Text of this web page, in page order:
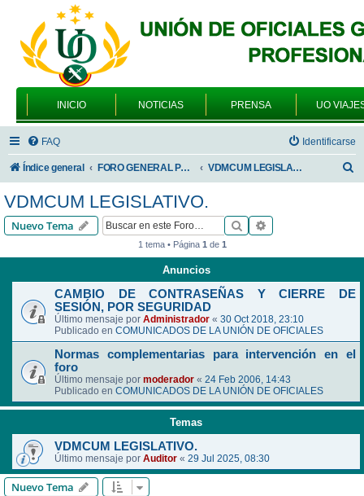
INICIO NOTICIAS PRENSA UO
FAQ Identificarse
Índice general FORO GENERAL PARA TODOS LOS USUARIOS VDMCUM LEGISLATIVO.
VDMCUM LEGISLATIVO.
Nuevo Tema Buscar
1 tema • Página 1 de 1
Anuncios
CAMBIO DE CONTRASEÑAS Y CIERRE DE
SESIÓN, POR SEGURIDAD
Último mensaje por Administrador « 30 Oct 2018, 23:10
Publicado en COMUNICADOS DE LA UNIÓN DE OFICIALES
Normas complementarias para intervención en el
foro
Último mensaje por moderador « 24 Feb 2006, 14:43
Publicado en COMUNICADOS DE LA UNIÓN DE OFICIALES
Temas
VDMCUM LEGISLATIVO.
Último mensaje por Auditor « 29 Jul 2025, 08:30
Nuevo Tema